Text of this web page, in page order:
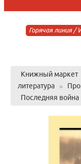
Горячая линия /
Книжный маркет
литература
»
Последняя война